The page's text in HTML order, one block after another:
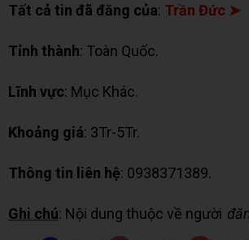
Tất cả tin đã đăng của: Trần Đức ➤
Tỉnh thành: Toàn Quốc.
Lĩnh vực: Mục Khác.
Khoảng giá: 3Tr-5Tr.
Thông tin liên hệ: 0938371389.
Ghi chú: Nội dung thuộc về người